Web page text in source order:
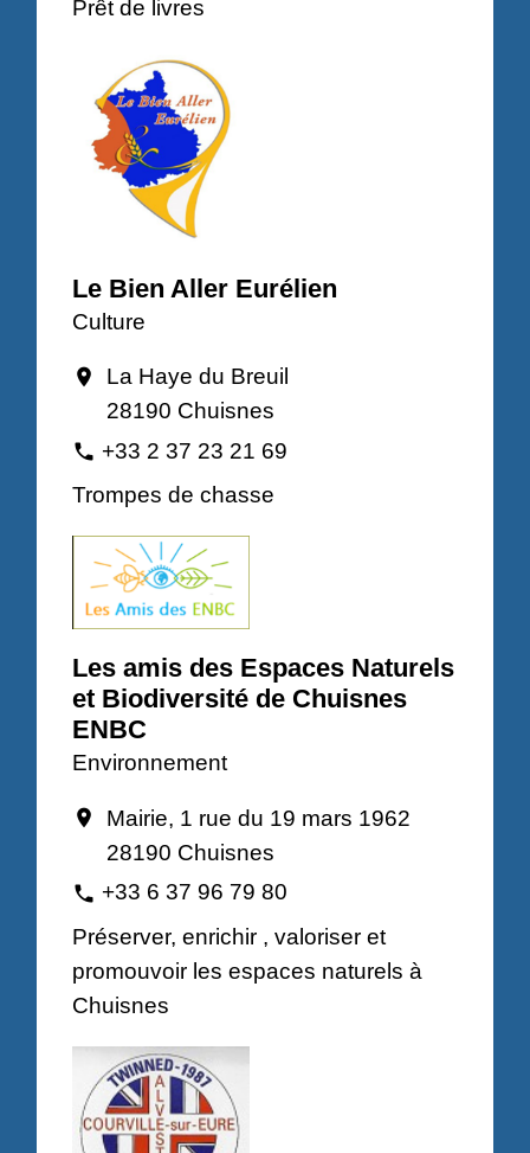
Prêt de livres
Le Bien Aller Eurélien
Culture
location_on
La Haye du Breuil
28190 Chuisnes
phone +33 2 37 23 21 69
Trompes de chasse
Les amis des Espaces Naturels
et Biodiversité de Chuisnes
ENBC
Environnement
location_on
Mairie, 1 rue du 19 mars 1962
28190 Chuisnes
phone +33 6 37 96 79 80
Préserver, enrichir , valoriser et
promouvoir les espaces naturels à
Chuisnes